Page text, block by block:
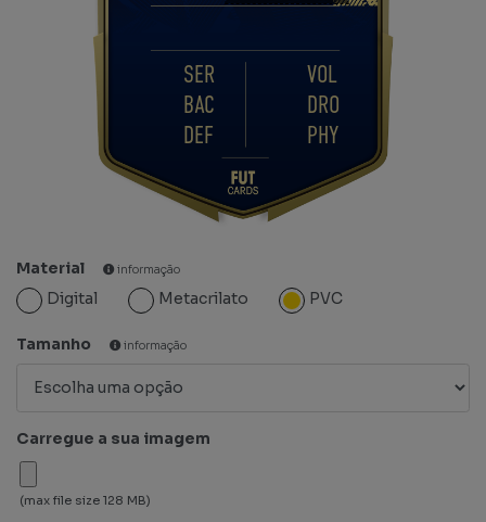
Material informação
Digital Metacrilato PVC
Tamanho informação
Carregue a sua imagem
(max file size 128 MB)
SER
BAC
DEF
VOL
DRO
PHY